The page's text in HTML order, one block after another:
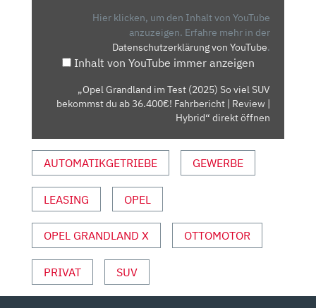
BEKOMMST
FAHRBERICHT
REVIEW
VON
YOUTUBE
ANZEIGEN
Hier klicken, um den Inhalt von YouTube
anzuzeigen. Erfahre mehr in der
Datenschutzerklärung von YouTube.
Inhalt von YouTube immer anzeigen
„Opel Grandland im Test (2025) So viel SUV
bekommst du ab 36.400€! Fahrbericht | Review |
Hybrid“ direkt öffnen
AUTOMATIKGETRIEBE GEWERBE
LEASING OPEL
OPEL GRANDLAND X OTTOMOTOR
PRIVAT SUV